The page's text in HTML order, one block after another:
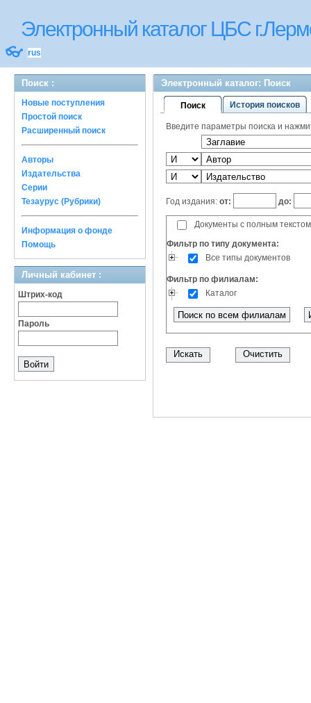
Электронный каталог ЦБС
👓 rus
Поиск :
Новые поступления
Простой поиск
Расширенный поиск
Авторы
Издательства
Серии
Тезаурус (Рубрики)
Информация о фонде
Помощь
Личный кабинет :
Штрих-код
Пароль
Электронный каталог: Поиск
Поиск История поисков
Введите параметры поиска и
Год издания: от: до:
Документы с полным текстом
Фильтр по типу документа:
Все типы документов
Фильтр по филиалам:
Каталог
Поиск по всем филиалам